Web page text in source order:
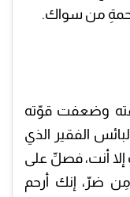
رحمةِ من سواك.
وضعفت قوّته
الفقير الذي
أنت، فصلِّ على
ضرّ، إنك أرحم